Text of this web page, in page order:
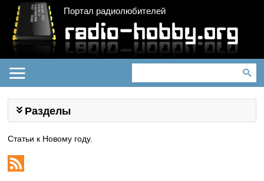
Портал радиолюбителей
Разделы
Статьи к Новому году.